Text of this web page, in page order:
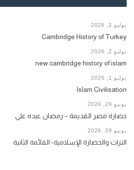
يوليو 2, 2026
Cambridge History of Turkey
يوليو 2, 2026
new cambridge history of islam
يوليو 1, 2026
Islam Civilisation
يونيو 29, 2026
حضارة مصر القديمة – رمضان عبده علي
يونيو 29, 2026
التراث والحضارة الإسلامية- القائمة الثانية